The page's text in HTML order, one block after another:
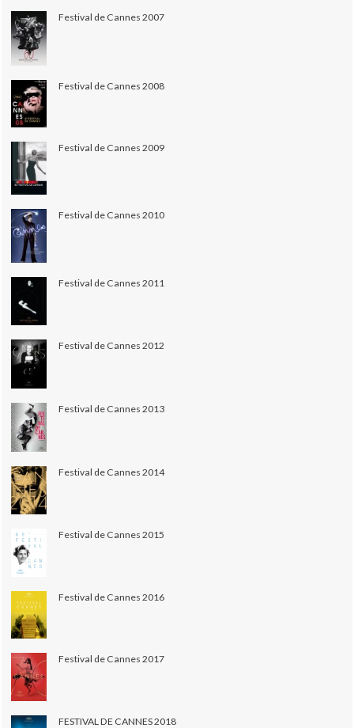
Festival de Cannes 2007
Festival de Cannes 2008
Festival de Cannes 2009
Festival de Cannes 2010
Festival de Cannes 2011
Festival de Cannes 2012
Festival de Cannes 2013
Festival de Cannes 2014
Festival de Cannes 2015
Festival de Cannes 2016
Festival de Cannes 2017
FESTIVAL DE CANNES 2018